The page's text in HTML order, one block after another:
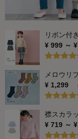
リボン付
¥ 999 ～ ¥
メロウリ
¥ 1,299
襟スカラ
¥ 719 ～ ¥